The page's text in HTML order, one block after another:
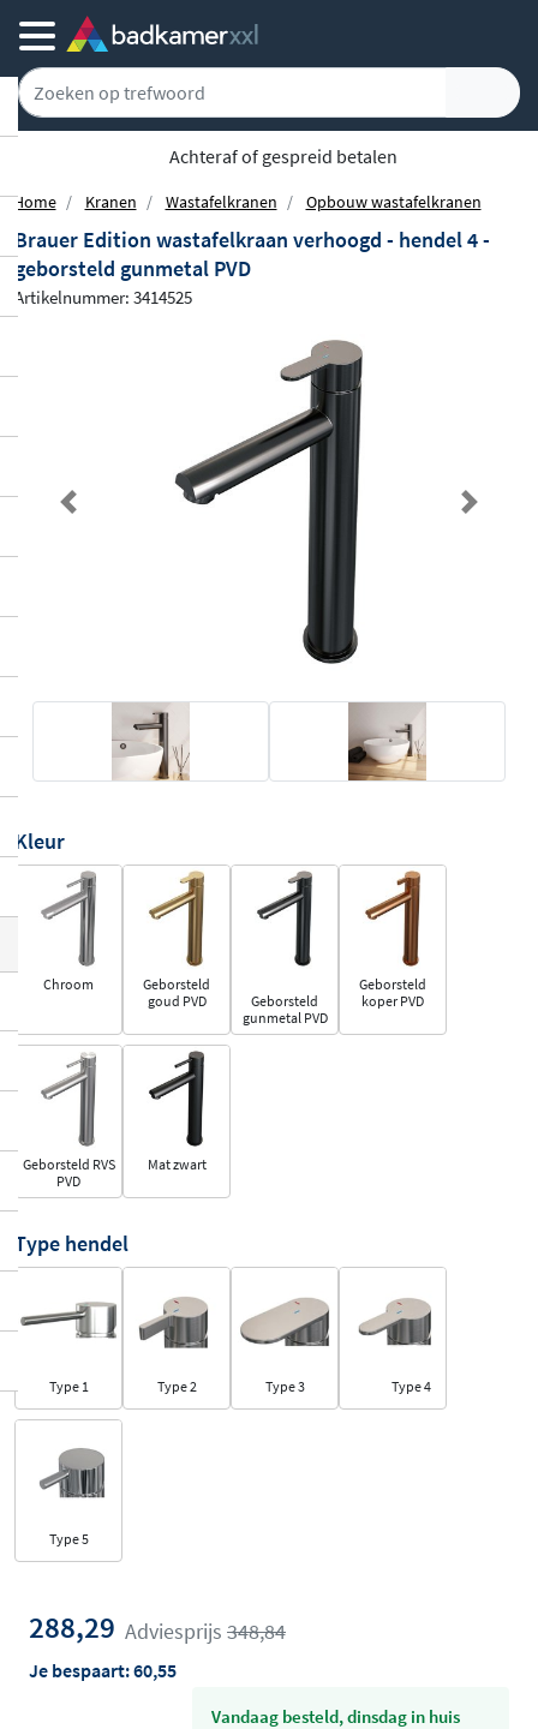
Achteraf of gespreid betalen
Home Kranen Wastafelkranen Opbouw wastafelkranen
Brauer Edition wastafelkraan verhoogd - hendel 4 -
geborsteld gunmetal PVD
Artikelnummer: 3414525
Previous Next
Kleur
Chroom
Geborsteld
goud PVD
Geborsteld
gunmetal PVD
Geborsteld
koper PVD
Geborsteld RVS
PVD
Mat zwart
Type hendel
Type 1 Type 2 Type 3 Type 4
Type 5
288,29 Adviesprijs 348,84
Je bespaart:60,55
vandaag besteld, dinsdag in huis